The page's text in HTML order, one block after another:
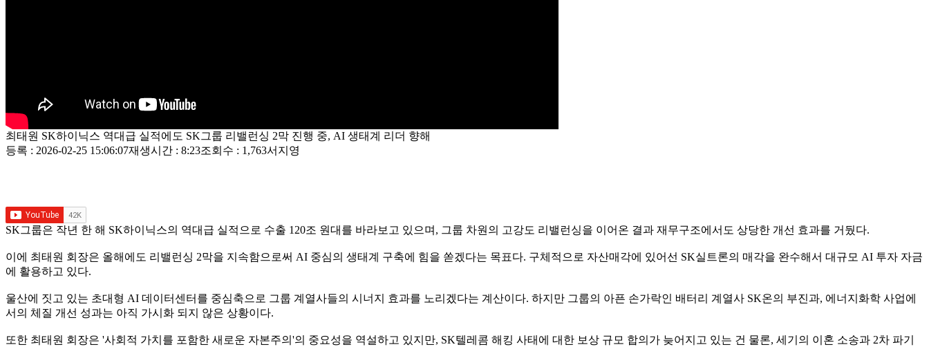
최태원 SK하이닉스 역대급 실적에도 SK그룹 리밸런싱 2막 진행 중, AI 생태계 리더 향해
등록 : 2026-02-25 15:06:07재생시간 : 8:23조회수 : 1,763서지영
SK그룹은 작년 한 해 SK하이닉스의 역대급 실적으로 수출 120조 원대를 바라보고 있으며, 그룹 차원의 고강도 리밸런싱을 이어온 결과 재무구조에서도 상당한 개선 효과를 거뒀다.
이에 최태원 회장은 올해에도 리밸런싱 2막을 지속함으로써 AI 중심의 생태계 구축에 힘을 쏟겠다는 목표다. 구체적으로 자산매각에 있어선 SK실트론의 매각을 완수해서 대규모 AI 투자 자금
에 활용하고 있다.
울산에 짓고 있는 초대형 AI 데이터센터를 중심축으로 그룹 계열사들의 시너지 효과를 노리겠다는 계산이다. 하지만 그룹의 아픈 손가락인 배터리 계열사 SK온의 부진과, 에너지화학 사업에
서의 체질 개선 성과는 아직 가시화 되지 않은 상황이다.
또한 최태원 회장은 '사회적 가치를 포함한 새로운 자본주의'의 중요성을 역설하고 있지만, SK텔레콤 해킹 사태에 대한 보상 규모 합의가 늦어지고 있는 건 물론, 세기의 이혼 소송과 2차 파기